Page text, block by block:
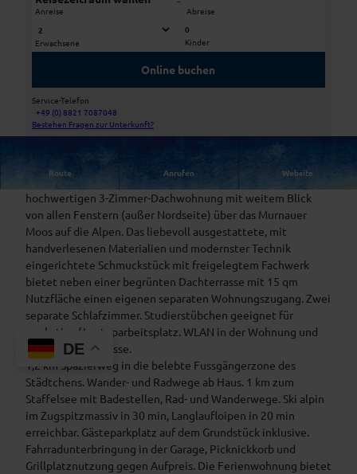
W
s
u
d
o
i
C
H
E
L
L
N
W
W
i
o
i
m
S
C
H
E
L
L
N
W
I
E
S
Anreise Abreise
Erwachsene
0
Kinder
Online buchen
Service-Telefon
+49 (0) 8821 7087048
Bestehen Fragen zur Unterkunft?
Route Anrufen Website
Sie sind zu Gast in einer komplett neu ausgebauten
hochwertigen 3-Zimmer-Dachwohnung mit weitem Blick
von allen Fenstern (außer Nordseite) über das Murnauer
Moos auf die Alpen. Das liebevoll ausgestattete, mit
handverlesenen Materialien und modernster Technik
eingerichtete Schmuckstück mit freigelegtem Fachwerk
bietet neben einer begrünten Dachterrasse mit 15 qm
Nutzfläche einen eigenen separaten Wohnungszugang. Zwei
separate Schlafzimmer. Studierstübchen geeignet für
workation/ Laptoparbeitsplatz. WLAN in der Wohnung und
auf der Dachterrasse.
1,2 km Spazierweg in die belebte Fussgängerzone des
Städtchens. Wander- und Radwege ab Haus. 1 km zum
Staffelsee mit Badestellen, Rad- und Wanderwege. Ski alpin
im Zugspitzmassiv in 30 min, Langlaufloipen in 20 min
erreichbar. Gästeparkplatz auf dem Grundstück inklusive.
Fahrradunterbringung in der Garage, Picknickkorb und
Grillplatznutzung gegen Aufpreis. Die Ferienwohnung bietet
DE